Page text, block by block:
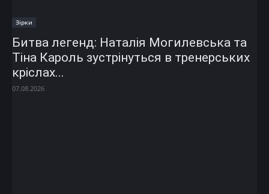
Зірки
Битва легенд: Наталія Могилевська та
Тіна Кароль зустрінуться в тренерських
кріслах...
07.08.2026